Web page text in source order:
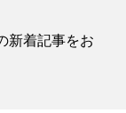
新着記事をお